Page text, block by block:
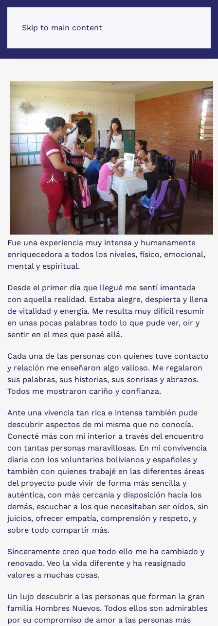
Skip to main content
Fue una experiencia muy intensa y humanamente
enriquecedora a todos los niveles, físico, emocional,
mental y espiritual.
Desde el primer día que llegué me sentí imantada
con aquella realidad. Estaba alegre, despierta y llena
de vitalidad y energía. Me resulta muy difícil resumir
en unas pocas palabras todo lo que pude ver, oír y
sentir en el mes que pasé allá.
Cada una de las personas con quienes tuve contacto
y relación me enseñaron algo valioso. Me regalaron
sus palabras, sus historias, sus sonrisas y abrazos.
Todos me mostraron cariño y confianza.
Ante una vivencia tan rica e intensa también pude
descubrir aspectos de mi misma que no conocía.
Conecté más con mi interior a través del encuentro
con tantas personas maravillosas. En mi convivencia
diaria con los voluntarios bolivianos y españoles y
también con quienes trabajé en las diferentes áreas
del proyecto pude vivir de forma más sencilla y
auténtica, con más cercanía y disposición hacía los
demás, escuchar a los que necesitaban ser oídos, sin
juicios, ofrecer empatía, comprensión y respeto, y
sobre todo compartir más.
Sinceramente creo que todo ello me ha cambiado y
renovado. Veo la vida diferente y ha reasignado
valores a muchas cosas.
Un lujo descubrir a las personas que forman la gran
familia Hombres Nuevos. Todos ellos son admirables
por su compromiso de amor a las personas más